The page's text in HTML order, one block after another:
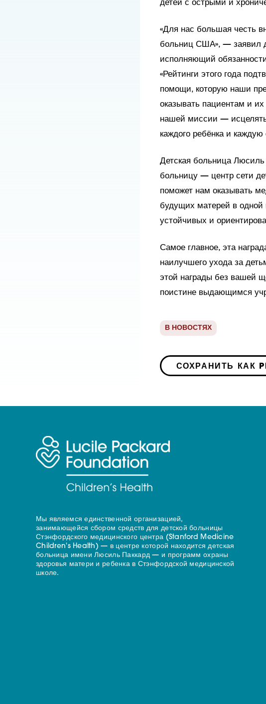
детей с острыми и
«Для нас большая честь
больниц США», — заявил
исполняющий
«Рейтинги этого года
помощи, которую наши
оказывать пациентам и
нашей миссии — исцелять
каждого ребёнка и
Детская больница
больницу — центр сети
поможет нам оказывать
будущих матерей в одной
устойчивых и
Самое главное, эта
наилучшего ухода за
этой награды без вашей
поистине выдающимся
В НОВОСТЯХ
СОХРАНИТЬ КАК
Мы являемся единственной организацией,
занимающейся сбором средств для детской больницы
Стэнфордского медицинского центра (Stanford Medicine
Children's Health) — в центре которой находится детская
больница имени Люсиль Паккард — и программ охраны
здоровья матери и ребенка в Стэнфордской медицинской
школе.